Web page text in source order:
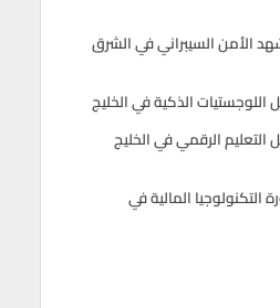
الأمن السيبراني في الشرق
التعليم الرقمي في الخليج
التكنولوجيا المالية في